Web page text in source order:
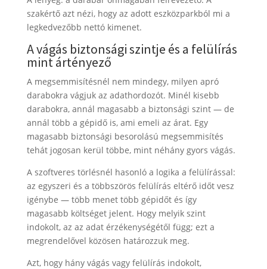
szakértő azt nézi, hogy az adott eszközparkból mi a
legkedvezőbb nettó kimenet.
A vágás biztonsági szintje és a felülírás
mint ártényező
A megsemmisítésnél nem mindegy, milyen apró
darabokra vágjuk az adathordozót. Minél kisebb
darabokra, annál magasabb a biztonsági szint — de
annál több a gépidő is, ami emeli az árat. Egy
magasabb biztonsági besorolású megsemmisítés
tehát jogosan kerül többe, mint néhány gyors vágás.
A szoftveres törlésnél hasonló a logika a felülírással:
az egyszeri és a többszörös felülírás eltérő időt vesz
igénybe — több menet több gépidőt és így
magasabb költséget jelent. Hogy melyik szint
indokolt, az az adat érzékenységétől függ; ezt a
megrendelővel közösen határozzuk meg.
Azt, hogy hány vágás vagy felülírás indokolt,